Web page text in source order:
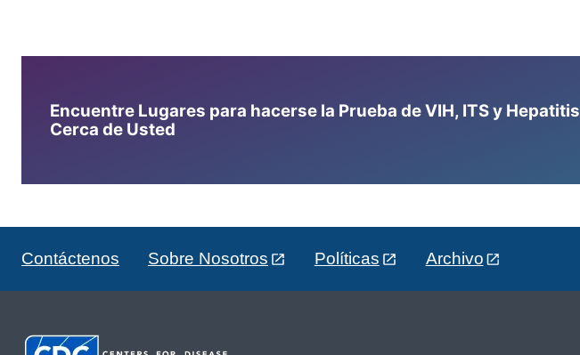
Encuentre Lugares para hacerse la Prueba de VIH, ITS y Hepatitis
Cerca de Usted
Contáctenos Sobre Nosotros Políticas Archivo